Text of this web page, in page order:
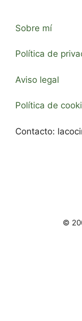
Sobre mí
Política de
Aviso legal
Política de
Contacto:
©